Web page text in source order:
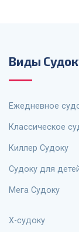
Виды
Ежедневное
Классическое
Киллер Судоку
Судоку для
Мега Судоку
X-судоку